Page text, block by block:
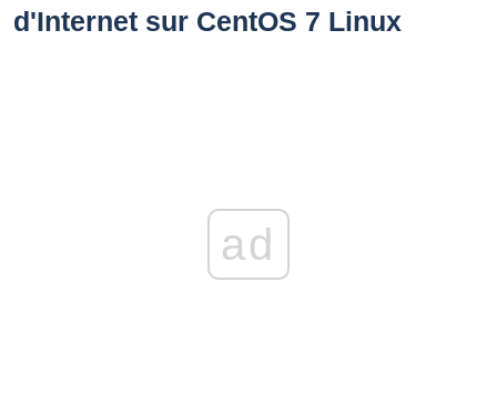
d'Internet sur CentOS 7 Linux
ad